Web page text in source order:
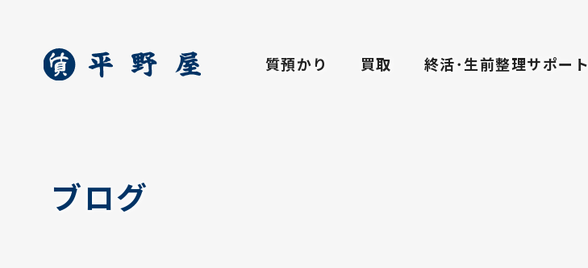
質預かり 買取 終活･生前整理サポート
ブログ